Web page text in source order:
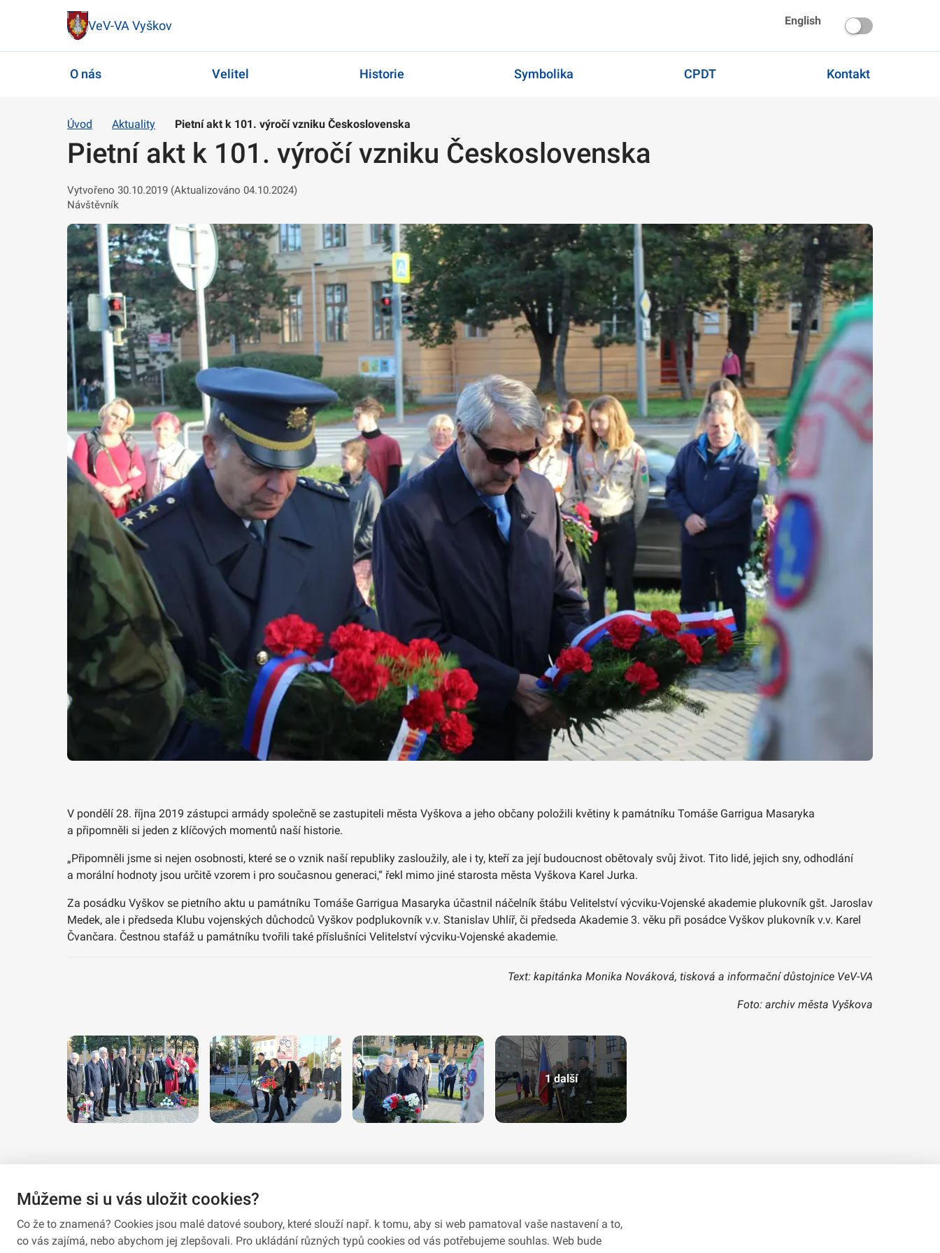
VeV-VA Vyškov English
O nás Velitel Historie Symbolika CPDT Kontakt
Úvod Aktuality Pietní akt k 101. výročí vzniku Československa
Pietní akt k 101. výročí vzniku Československa
Vytvořeno 30.10.2019 (Aktualizováno 04.10.2024)
Návštěvník
V pondělí 28. října 2019 zástupci armády společně se zastupiteli města Vyškova a jeho občany položili květiny k památníku Tomáše Garrigua Masaryka
a připomněli si jeden z klíčových momentů naší historie.
„Připomněli jsme si nejen osobnosti, které se o vznik naší republiky zasloužily, ale i ty, kteří za její budoucnost obětovaly svůj život. Tito lidé, jejich sny, odhodlání
a morální hodnoty jsou určitě vzorem i pro současnou generaci,“ řekl mimo jiné starosta města Vyškova Karel Jurka.
Za posádku Vyškov se pietního aktu u památníku Tomáše Garrigua Masaryka účastnil náčelník štábu Velitelství výcviku-Vojenské akademie plukovník gšt. Jaroslav
Medek, ale i předseda Klubu vojenských důchodců Vyškov podplukovník v.v. Stanislav Uhlíř, či předseda Akademie 3. věku při posádce Vyškov plukovník v.v. Karel
Čvančara. Čestnou stafáž u památníku tvořili také příslušníci Velitelství výcviku-Vojenské akademie.
Text: kapitánka Monika Nováková, tisková a informační důstojnice VeV-VA
Foto: archiv města Vyškova
1 další
Můžeme si u vás uložit cookies?
Co že to znamená? Cookies jsou malé datové soubory, které slouží např. k tomu, aby si web pamatoval vaše nastavení a to,
co vás zajímá, nebo abychom jej zlepšovali. Pro ukládání různých typů cookies od vás potřebujeme souhlas. Web bude